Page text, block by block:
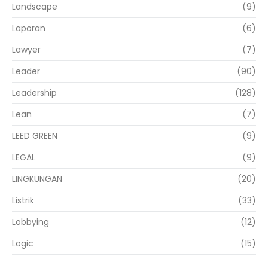
Landscape
(9)
Laporan
(6)
Lawyer
(7)
Leader
(90)
Leadership
(128)
Lean
(7)
LEED GREEN
(9)
LEGAL
(9)
LINGKUNGAN
(20)
Listrik
(33)
Lobbying
(12)
Logic
(15)